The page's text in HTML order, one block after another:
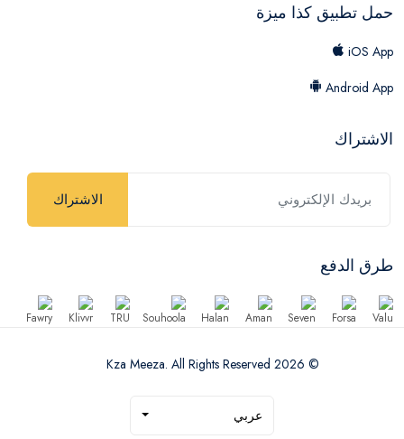
حمل تطبيق كذا ميزة
iOS App
Android App
الاشتراك
الاشتراك
طرق الدفع
© 2026 Kza Meeza. All Rights Reserved
عربي